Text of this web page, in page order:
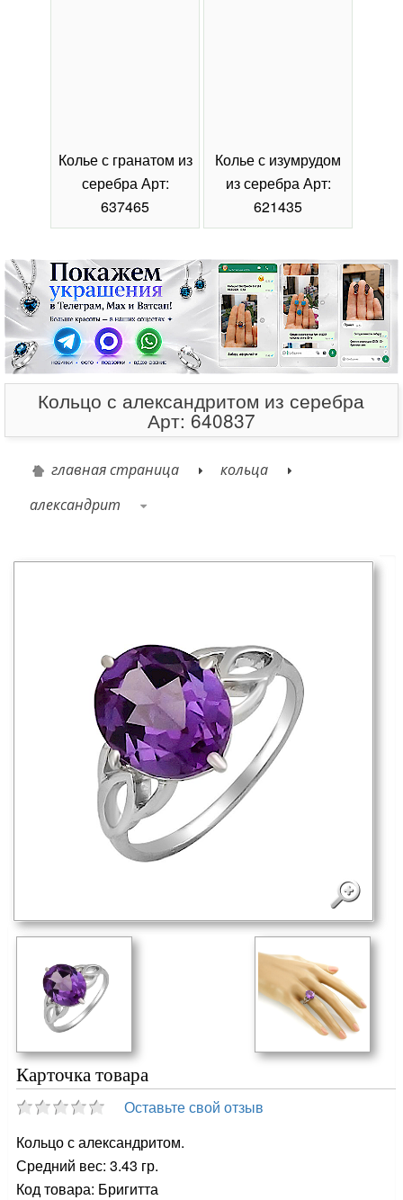
Колье с гранатом из
серебра Арт:
637465
Колье с изумрудом
из серебра Арт:
621435
Кольцо с александритом из серебра
Арт: 640837
главная страница
кольца
александрит
Карточка товара
Оставьте свой отзыв
Кольцо с александритом.
Средний вес: 3.43 гр.
Код товара: Бригитта